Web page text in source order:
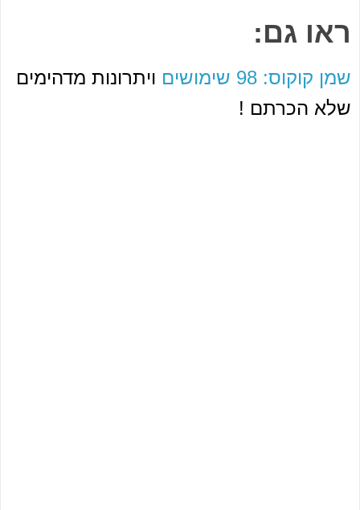
ראו גם:
שמן קוקוס: 98 שימושים
ויתרונות מדהימים
שלא הכרתם !